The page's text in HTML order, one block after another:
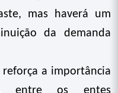
mas haverá um
da demanda
reforça a importância
entre os entes